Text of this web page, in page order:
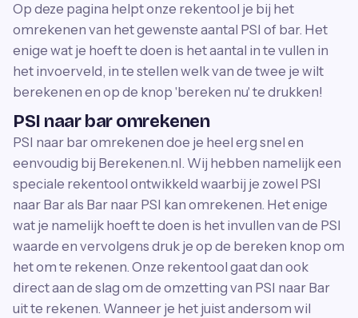
Op deze pagina helpt onze rekentool je bij het
omrekenen van het gewenste aantal PSI of bar. Het
enige wat je hoeft te doen is het aantal in te vullen in
het invoerveld, in te stellen welk van de twee je wilt
berekenen en op de knop 'bereken nu' te drukken!
PSI naar bar omrekenen
PSI naar bar omrekenen doe je heel erg snel en
eenvoudig bij Berekenen.nl. Wij hebben namelijk een
speciale rekentool ontwikkeld waarbij je zowel PSI
naar Bar als Bar naar PSI kan omrekenen. Het enige
wat je namelijk hoeft te doen is het invullen van de PSI
waarde en vervolgens druk je op de bereken knop om
het om te rekenen. Onze rekentool gaat dan ook
direct aan de slag om de omzetting van PSI naar Bar
uit te rekenen. Wanneer je het juist andersom wil